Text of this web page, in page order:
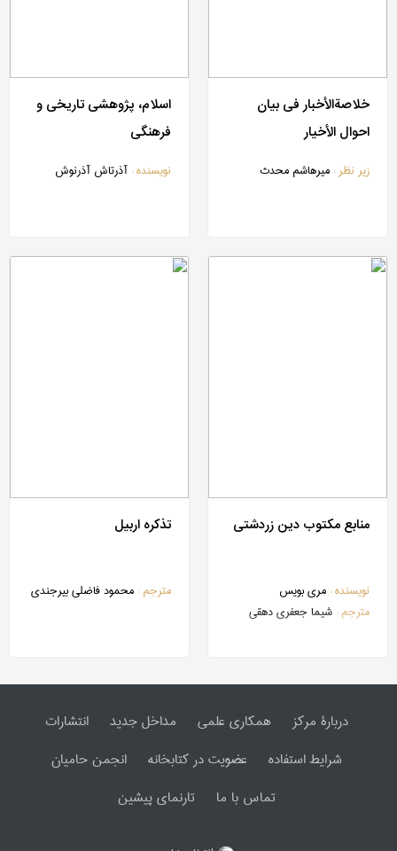
خلاصة‎الأخبار فی بیان
احوال الأخیار
زیر نظر : میرهاشم محدث
اسلام، پژوهشی تاریخی و
فرهنگی
نویسنده : آذرتاش آذرنوش
منابع مکتوب دین زردشتی
نویسنده : مری بویس
مترجم : شیما جعفری دهقی
تذکره اربیل
مترجم : محمود فاضلی بیرجندی
دربارۀ مرکز همکاری علمی مداخل جدید
انتشارات
شرایط استفاده
عضویت در کتابخانه
انجمن حامیان
تماس با ما
تارنمای پیشین